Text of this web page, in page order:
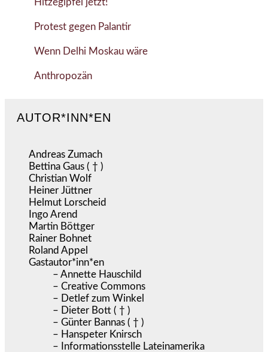
Protest gegen Palantir
Wenn Delhi Moskau wäre
Anthropozän
AUTOR*INN*EN
Andreas Zumach
Bettina Gaus ( † )
Christian Wolf
Heiner Jüttner
Helmut Lorscheid
Ingo Arend
Martin Böttger
Rainer Bohnet
Roland Appel
Gastautor*inn*en
– Annette Hauschild
– Creative Commons
– Detlef zum Winkel
– Dieter Bott ( † )
– Günter Bannas ( † )
– Hanspeter Knirsch
– Informationsstelle Lateinamerika